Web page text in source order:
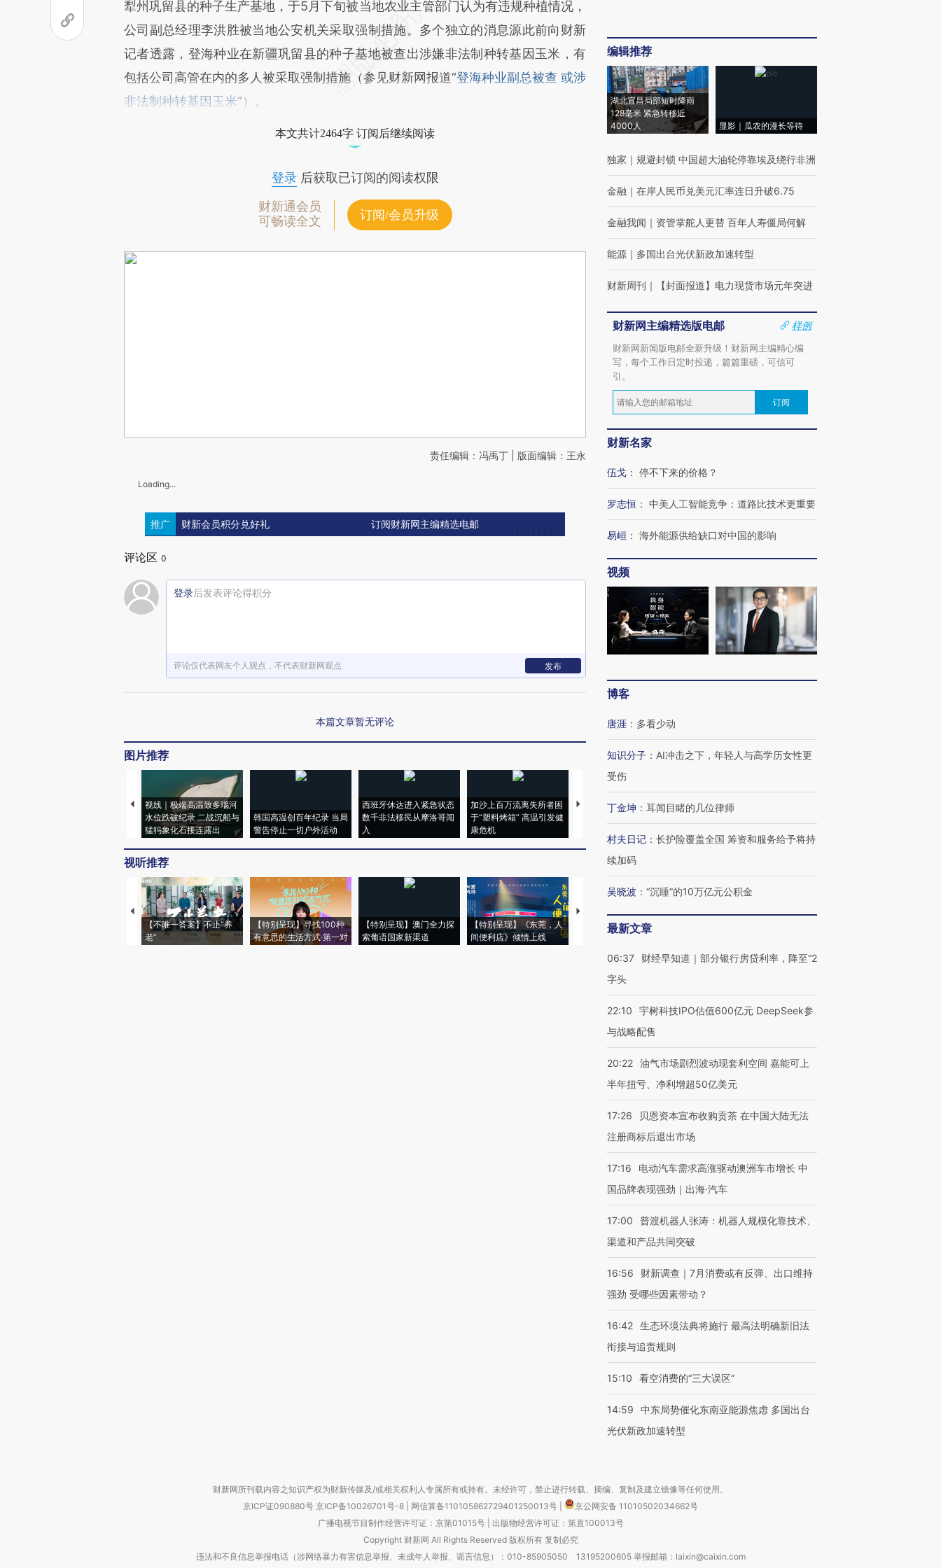
犁州巩留县的种子生产基地，于5月下旬被当地农业主管部门认为有违规种植情况，
公司副总经理李洪胜被当地公安机关采取强制措施。多个独立的消息源此前向财新
记者透露，登海种业在新疆巩留县的种子基地被查出涉嫌非法制种转基因玉米，有
包括公司高管在内的多人被采取强制措施（参见财新网报道“登海种业副总被查 或涉
非法制种转基因玉米”）。
本文共计2464字 订阅后继续阅读
登录后获取已订阅的阅读权限
财新通会员
可畅读全文
订阅/会员升级
责任编辑：冯禹丁 | 版面编辑：王永
Loading...
推广 财新会员积分兑好礼 订阅财新网主编精选电邮
评论区 0
登录后发表评论得积分
评论仅代表网友个人观点，不代表财新网观点 发布
本篇文章暂无评论
图片推荐
视线｜极端高温致多瑙河
水位跌破纪录 二战沉船与
猛犸象化石接连露出
韩国高温创百年纪录 当局
警告停止一切户外活动
西班牙休达进入紧急状态
数千非法移民从摩洛哥闯
入
加沙上百万流离失所者困
于“塑料烤箱” 高温引发健
康危机
视线｜HYROX的吸金
马航飞行员跨国走私7万
视听推荐
【不唯一答案】不止“养
老”
【特别呈现】寻找100种
有意思的生活方式·第一对
【特别呈现】澳门全力探
索葡语国家新渠道
【特别呈现】《东莞，人
间便利店》倾情上线
【推广】走进第四届链博
会，让数智科技“链”接产
【商旅对话】华住集团
编辑推荐
湖北宜昌局部短时降雨
128毫米 紧急转移近
4000人
显影｜瓜农的漫长等待
独家 ｜ 规避封锁 中国超大油轮停靠埃及绕行非洲
金融 ｜ 在岸人民币兑美元汇率连日升破6.75
金融我闻 ｜ 资管掌舵人更替 百年人寿僵局何解
能源 ｜ 多国出台光伏新政加速转型
财新周刊 ｜ 【封面报道】电力现货市场元年突进
财新网主编精选版电邮
样例
财新网新闻版电邮全新升级！财新网主编精心编
写，每个工作日定时投递，篇篇重磅，可信可
引。
订阅
财新名家
伍戈 ： 停不下来的价格？
罗志恒 ： 中美人工智能竞争：道路比技术更重要
易峘 ： 海外能源供给缺口对中国的影响
视频
博客
唐涯 ： 多看少动
知识分子 ： AI冲击之下，年轻人与高学历女性更
受伤
丁金坤 ： 耳闻目睹的几位律师
村夫日记 ： 长护险覆盖全国 筹资和服务给予将持
续加码
吴晓波 ： “沉睡”的10万亿元公积金
最新文章
06:37
财经早知道｜部分银行房贷利率，降至“2
字头
22:10
宇树科技IPO估值600亿元 DeepSeek参
与战略配售
20:22 油气市场剧烈波动现套利空间 嘉能可上
半年扭亏、净利增超50亿美元
17:26
贝恩资本宣布收购贡茶 在中国大陆无法
注册商标后退出市场
17:16
电动汽车需求高涨驱动澳洲车市增长 中
国品牌表现强劲｜出海·汽车
17:00
普渡机器人张涛：机器人规模化靠技术、
渠道和产品共同突破
16:56
财新调查｜7月消费或有反弹、出口维持
强劲 受哪些因素带动？
16:42 生态环境法典将施行 最高法明确新旧法
衔接与追责规则
15:10 看空消费的“三大误区”
14:59
中东局势催化东南亚能源焦虑 多国出台
光伏新政加速转型
财新网所刊载内容之知识产权为财新传媒及/或相关权利人专属所有或持有。未经许可，禁止进行转载、摘编、复制及建立镜像等任何使用。
京ICP证090880号 京ICP备10026701号-8 网信算备110105862729401250013号
京公网安备 11010502034662号
广播电视节目制作经营许可证：京第01015号| 出版物经营许可证：第直100013号
Copyright 财新网 All Rights Reserved 版权所有 复制必究
违法和不良信息举报电话（涉网络暴力有害信息举报、未成年人举报、谣言信息）：010-85905050 13195200605 举报邮箱：laixin@caixin.com